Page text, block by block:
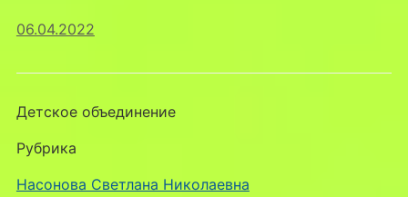
06.04.2022
Детское объединение
Рубрика
Насонова Светлана Николаевна